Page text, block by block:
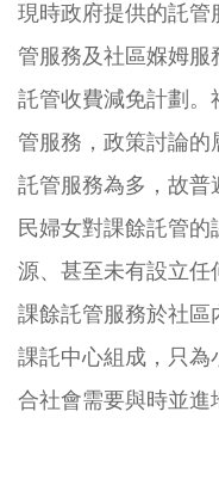
現時政府提供的託管
管服務及社區媬姆服
託管收費減免計劃。
管服務，政策討論的
託管服務為多，故普
民婦女對課餘託管
源、甚至未有設立任
課餘託管服務於社區
課託中心組成，只
合社會需要與時並進